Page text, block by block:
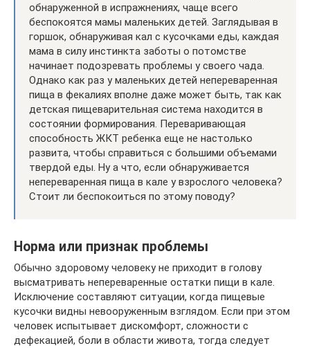
обнаруженной в испражнениях, чаще всего
беспокоятся мамы маленьких детей. Заглядывая в
горшок, обнаруживая кал с кусочками еды, каждая
мама в силу инстинкта заботы о потомстве
начинает подозревать проблемы у своего чада.
Однако как раз у маленьких детей непереваренная
пища в фекалиях вполне даже может быть, так как
детская пищеварительная система находится в
состоянии формирования. Переваривающая
способность ЖКТ ребенка еще не настолько
развита, чтобы справиться с большими объемами
твердой еды. Ну а что, если обнаруживается
непереваренная пища в кале у взрослого человека?
Стоит ли беспокоиться по этому поводу?
Норма или признак проблемы
Обычно здоровому человеку не приходит в голову
высматривать непереваренные остатки пищи в кале.
Исключение составляют ситуации, когда пищевые
кусочки видны невооруженным взглядом. Если при этом
человек испытывает дискомфорт, сложности с
дефекацией, боли в области живота, тогда следует